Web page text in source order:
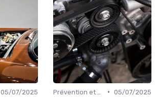
05/07/2025
• 05/07/2025